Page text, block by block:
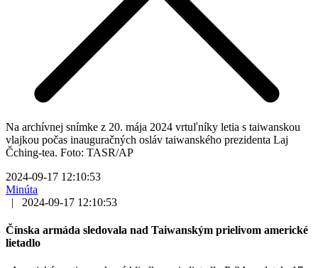
Na archívnej snímke z 20. mája 2024 vrtuľníky letia s taiwanskou
vlajkou počas inauguračných osláv taiwanského prezidenta Laj
Čching-tea. Foto: TASR/AP
2024-09-17 12:10:53
Minúta
|
2024-09-17 12:10:53
Čínska armáda sledovala nad Taiwanským prielivom americké
lietadlo